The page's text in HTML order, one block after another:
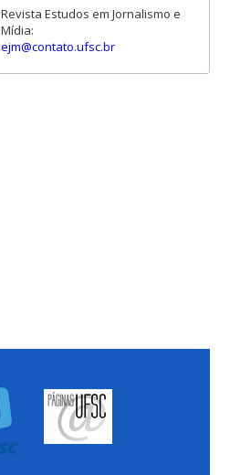
Revista Estudos em Jornalismo e
Mídia:
ejm@contato.ufsc.br